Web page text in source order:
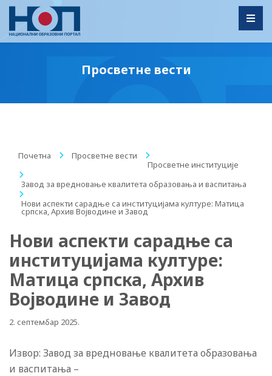
Просветне вести
Почетна / Просветне вести
/
Просветне институције
/
Завод за вредновање квалитета образовања и васпитања
/
Нови аспекти сарадње са институцијама културе: Матица
српска, Архив Војводине и Завод
Нови аспекти сарадње са
институцијама културе:
Матица српска, Архив
Војводине и Завод
2. септембар 2025.
Извор: Завод за вредновање квалитета образовања
и васпитања –